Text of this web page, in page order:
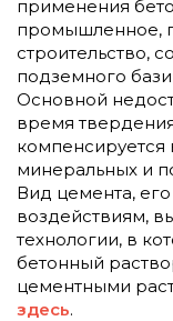
применения
промышленное,
строительство,
подземного
Основной
время
минеральных и
Вид цемента,
воздействиям,
технологии, в
бетонный
цементными
здесь.